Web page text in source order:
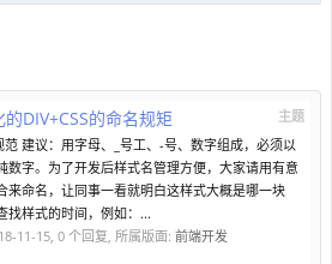
主题
DIV+CSS的命名规矩
范 建议：用字母、_号工、-号、数字组成，必须以
数字。为了开发后样式名管理方便，大家请用有意
来命名，让同事一看就明白这样式大概是哪一块
找样式的时间，例如：...
11-15, 0 个回复, 所属版面: 前端开发